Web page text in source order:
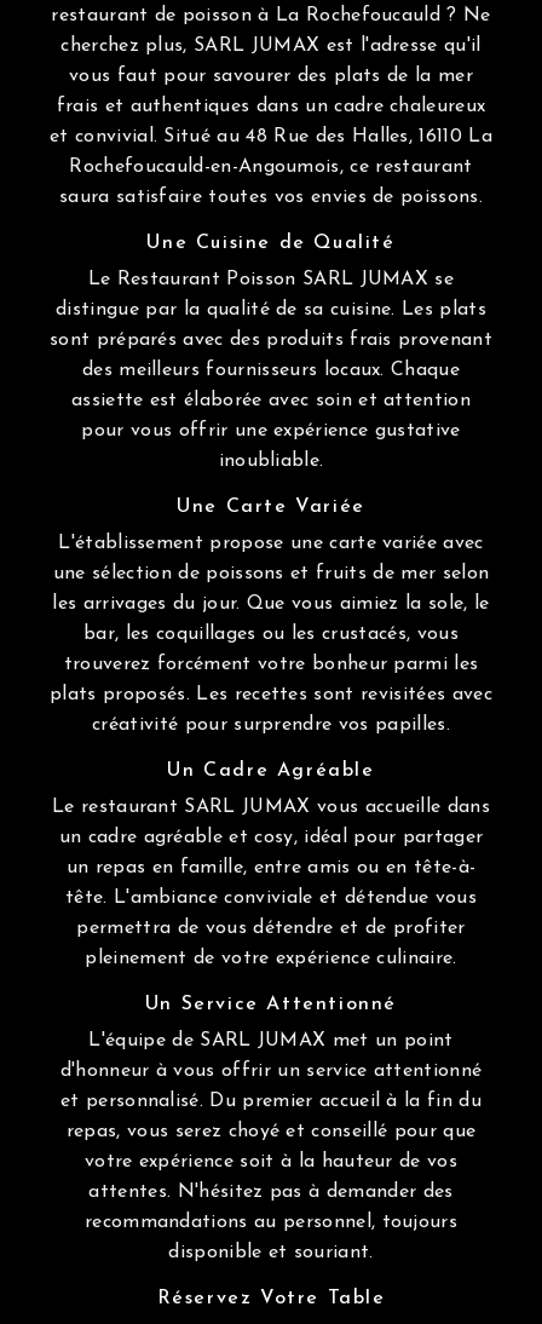
restaurant de poisson à La Rochefoucauld ? Ne
cherchez plus, SARL JUMAX est l'adresse qu'il
vous faut pour savourer des plats de la mer
frais et authentiques dans un cadre chaleureux
et convivial. Situé au 48 Rue des Halles, 16110 La
Rochefoucauld-en-Angoumois, ce restaurant
saura satisfaire toutes vos envies de poissons.
Une Cuisine de Qualité
Le Restaurant Poisson SARL JUMAX se
distingue par la qualité de sa cuisine. Les plats
sont préparés avec des produits frais provenant
des meilleurs fournisseurs locaux. Chaque
assiette est élaborée avec soin et attention
pour vous offrir une expérience gustative
inoubliable.
Une Carte Variée
L'établissement propose une carte variée avec
une sélection de poissons et fruits de mer selon
les arrivages du jour. Que vous aimiez la sole, le
bar, les coquillages ou les crustacés, vous
trouverez forcément votre bonheur parmi les
plats proposés. Les recettes sont revisitées avec
créativité pour surprendre vos papilles.
Un Cadre Agréable
Le restaurant SARL JUMAX vous accueille dans
un cadre agréable et cosy, idéal pour partager
un repas en famille, entre amis ou en tête-à-
tête. L'ambiance conviviale et détendue vous
permettra de vous détendre et de profiter
pleinement de votre expérience culinaire.
Un Service Attentionné
L'équipe de SARL JUMAX met un point
d'honneur à vous offrir un service attentionné
et personnalisé. Du premier accueil à la fin du
repas, vous serez choyé et conseillé pour que
votre expérience soit à la hauteur de vos
attentes. N'hésitez pas à demander des
recommandations au personnel, toujours
disponible et souriant.
Réservez Votre Table